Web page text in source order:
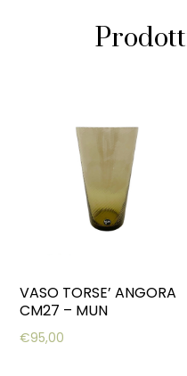
VASO TORSE’ ANGORA
CM27 – MUN
€95,00